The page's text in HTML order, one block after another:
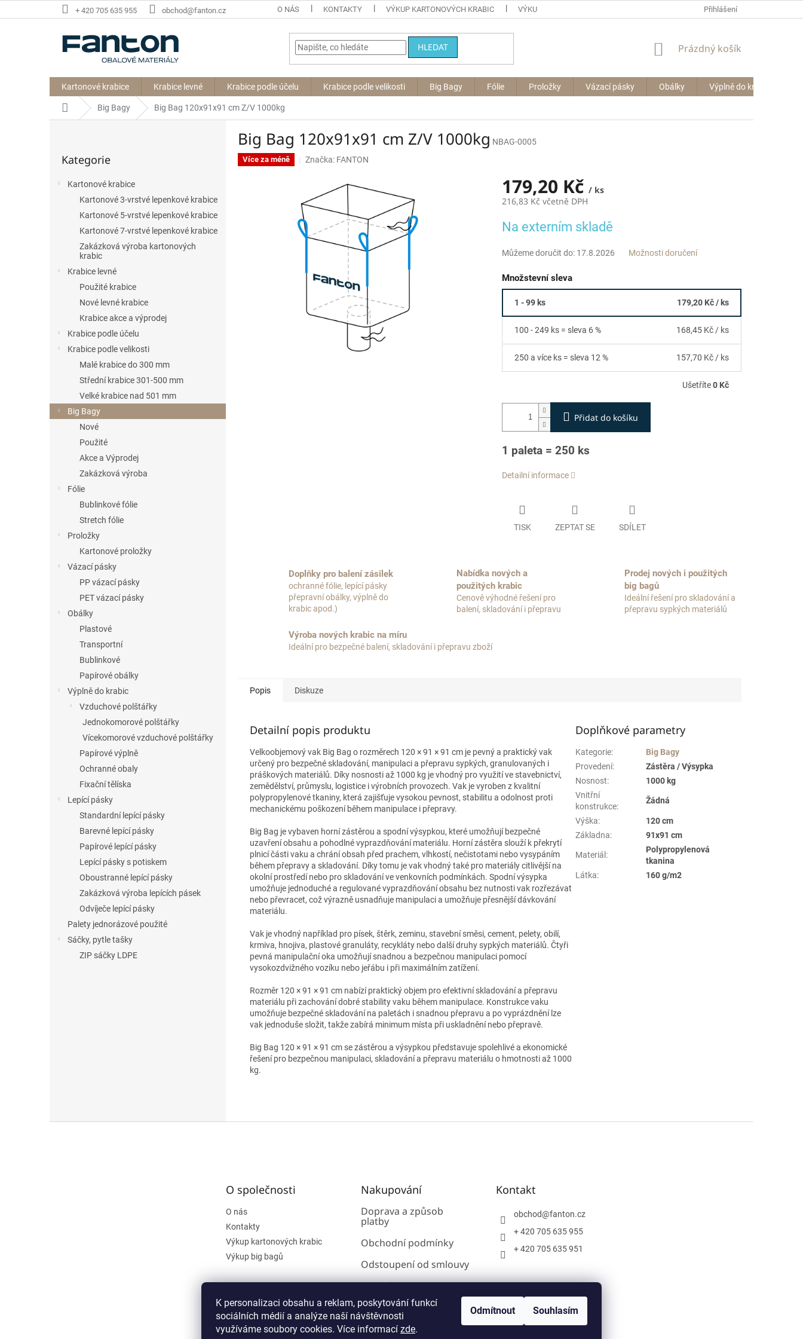
K personalizaci obsahu a reklam, poskytování funkcí
sociálních médií a analýze naší návštěvnosti
využíváme soubory cookies. Více informací zde.
Odmítnout Souhlasím
na
+ 420 705 635 955 obchod@fanton.cz O NÁS KONTAKTY VÝKUP KARTONOVÝCH KRABIC VÝKUP BIG BAGŮ Přihlášení
HLEDAT
NÁKUPNÍ
Prázdný košík
Kartonové krabice Krabice levné Krabice podle účelu Krabice podle velikosti Big Bagy Fólie Proložky Vázací pásky Obálky Výplně do krabic
Domů Big Bagy Big Bag 120x91x91 cm Z/V 1000kg
kategorie
Kategorie
Kartonové krabice
Kartonové 3-vrstvé lepenkové krabice
Kartonové 5-vrstvé lepenkové krabice
Kartonové 7-vrstvé lepenkové krabice
Zakázková výroba kartonových
krabic
Krabice levné
Použité krabice
Nové levné krabice
Krabice akce a výprodej
Krabice podle účelu
Krabice podle velikosti
Malé krabice do 300 mm
Střední krabice 301-500 mm
Velké krabice nad 501 mm
Big Bagy
Nové
Použité
Akce a Výprodej
Zakázková výroba
Fólie
Bublinkové fólie
Stretch fólie
Proložky
Kartonové proložky
Vázací pásky
PP vázací pásky
PET vázací pásky
Obálky
Plastové
Transportní
Bublinkové
Papírové obálky
Výplně do krabic
Vzduchové polštářky
Jednokomorové polštářky
Vícekomorové vzduchové polštářky
Papírové výplně
Ochranné obaly
Fixační tělíska
Lepící pásky
Standardní lepící pásky
Barevné lepící pásky
Papírové lepící pásky
Lepící pásky s potiskem
Oboustranné lepící pásky
Zakázková výroba lepících pásek
Odvíječe lepící pásky
Palety jednorázové použité
Sáčky, pytle tašky
ZIP sáčky LDPE
Big Bag 120x91x91 cm Z/V 1000kg NBAG-0005
Více za méně Značka: FANTON
179,20 Kč / ks
216,83 Kč včetně DPH
cena:
Na externím skladě
Můžeme doručit do: 17.8.2026 Možnosti doručení
Množstevní sleva
1 - 99 ks 179,20 Kč/ ks
100 - 249 ks = sleva 6 % 168,45 Kč / ks
250 a více ks = sleva 12 % 157,70 Kč / ks
Ušetříte0 Kč
Přidat do košíku
1 paleta = 250 ks
Detailní informace
TISK ZEPTAT SE SDÍLET
Doplňky pro balení zásilek
ochranné fólie, lepící pásky
přepravní obálky, výplně do
krabic apod.)
Nabídka nových a
použitých krabic
Cenově výhodné řešení pro
balení, skladování i přepravu
Prodej nových i použitých
big bagů
Ideální řešení pro skladování a
přepravu sypkých materiálů
Výroba nových krabic na míru
Ideální pro bezpečné balení, skladování i přepravu zboží
Popis Diskuze
Detailní popis produktu
Velkoobjemový vak Big Bag o rozměrech 120 × 91 × 91 cm je pevný a praktický vak
určený pro bezpečné skladování, manipulaci a přepravu sypkých, granulovaných i
práškových materiálů. Díky nosnosti až 1000 kg je vhodný pro využití ve stavebnictví,
zemědělství, průmyslu, logistice i výrobních provozech. Vak je vyroben z kvalitní
polypropylenové tkaniny, která zajišťuje vysokou pevnost, stabilitu a odolnost proti
mechanickému poškození během manipulace i přepravy.
Big Bag je vybaven horní zástěrou a spodní výsypkou, které umožňují bezpečné
uzavření obsahu a pohodlné vyprazdňování materiálu. Horní zástěra slouží k překrytí
plnicí části vaku a chrání obsah před prachem, vlhkostí, nečistotami nebo vysypáním
během přepravy a skladování. Díky tomu je vak vhodný také pro materiály citlivější na
okolní prostředí nebo pro skladování ve venkovních podmínkách. Spodní výsypka
umožňuje jednoduché a regulované vyprazdňování obsahu bez nutnosti vak rozřezávat
nebo převracet, což výrazně usnadňuje manipulaci a umožňuje přesnější dávkování
materiálu.
Vak je vhodný například pro písek, štěrk, zeminu, stavební směsi, cement, pelety, obilí,
krmiva, hnojiva, plastové granuláty, recykláty nebo další druhy sypkých materiálů. Čtyři
pevná manipulační oka umožňují snadnou a bezpečnou manipulaci pomocí
vysokozdvižného vozíku nebo jeřábu i při maximálním zatížení.
Rozměr 120 × 91 × 91 cm nabízí praktický objem pro efektivní skladování a přepravu
materiálu při zachování dobré stability vaku během manipulace. Konstrukce vaku
umožňuje bezpečné skladování na paletách i snadnou přepravu a po vyprázdnění lze
vak jednoduše složit, takže zabírá minimum místa při uskladnění nebo přepravě.
Big Bag 120 × 91 × 91 cm se zástěrou a výsypkou představuje spolehlivé a ekonomické
řešení pro bezpečnou manipulaci, skladování a přepravu materiálu o hmotnosti až 1000
kg.
Doplňkové parametry
Kategorie:
Big Bagy
Provedení:
Zástěra / Výsypka
Nosnost:
1000 kg
Vnitřní
konstrukce:
Žádná
Výška:
120 cm
Základna: 91x91 cm
Materiál :
Polypropylenová
tkanina
Látka: 160 g/m2
O společnosti
O nás
Kontakty
Výkup kartonových krabic
Výkup big bagů
Nakupování
Doprava a způsob
platby
Obchodní podmínky
Odstoupení od smlouvy
Podmínky ochrany
osobních údajů
Reklamace
Kontakt
obchod@fanton.cz
+ 420 705 635 955
+ 420 705 635 951